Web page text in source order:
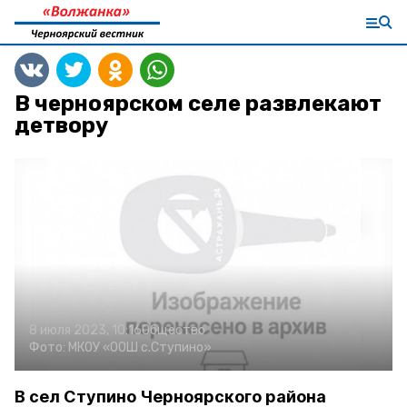
В черноярском селе развлекают
детвору
8 июля 2023, 10:16Общество
Фото: МКОУ «ООШ с.Ступино»
В сел Ступино Черноярского района